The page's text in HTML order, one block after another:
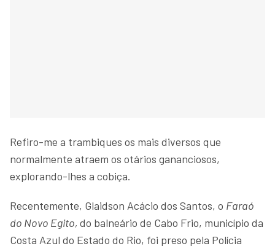
Refiro-me a trambiques os mais diversos que
normalmente atraem os otários gananciosos,
explorando-lhes a cobiça.
Recentemente, Glaidson Acácio dos Santos, o Faraó
do Novo Egito, do balneário de Cabo Frio, município da
Costa Azul do Estado do Rio, foi preso pela Polícia